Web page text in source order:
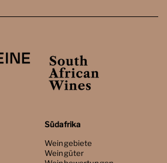
Südafrika
Weingebiete
Weingüter